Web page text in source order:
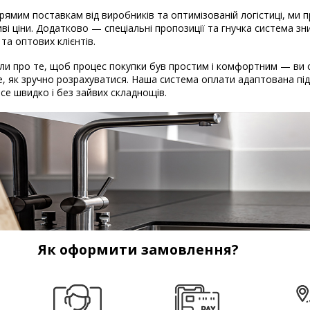
поставкам від виробників та оптимізованій логістиці, ми
ціни. Додатково — спеціальні пропозиції та гнучка система
оптових клієнтів.
про те, щоб процес покупки був простим і комфортним — ви
як зручно розрахуватися. Наша система оплати адаптована під
швидко і без зайвих складнощів.
Як оформити замовлення?